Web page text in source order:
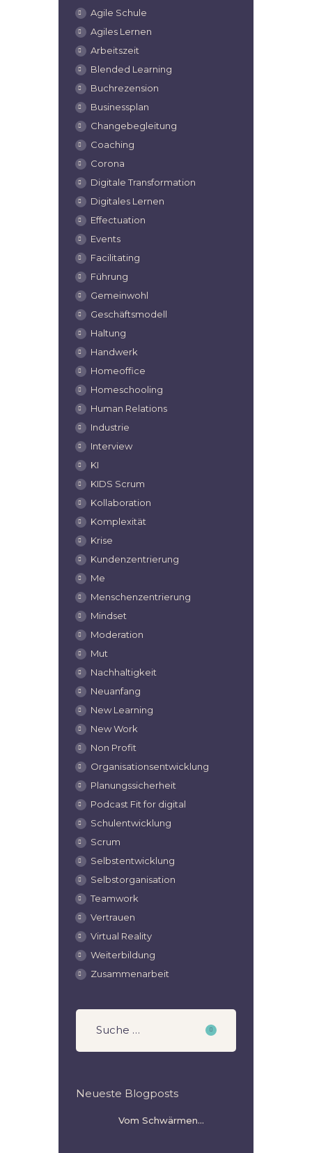
Agile Schule
Agiles Lernen
Arbeitszeit
Blended Learning
Buchrezension
Businessplan
Changebegleitung
Coaching
Corona
Digitale Transformation
Digitales Lernen
Effectuation
Events
Facilitating
Führung
Gemeinwohl
Geschäftsmodell
Haltung
Handwerk
Homeoffice
Homeschooling
Human Relations
Industrie
Interview
KI
KIDS Scrum
Kollaboration
Komplexität
Krise
Kundenzentrierung
Me
Menschenzentrierung
Mindset
Moderation
Mut
Nachhaltigkeit
Neuanfang
New Learning
New Work
Non Profit
Organisationsentwicklung
Planungssicherheit
Podcast Fit for digital
Schulentwicklung
Scrum
Selbstentwicklung
Selbstorganisation
Teamwork
Vertrauen
Virtual Reality
Weiterbildung
Zusammenarbeit
Neueste Blogposts
Vom Schwärmen…